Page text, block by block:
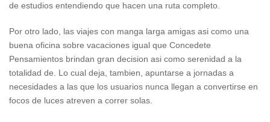
de estudios entendiendo que hacen una ruta completo.
Por otro lado, las viajes con manga larga amigas asi­ como una
buena oficina sobre vacaciones igual que Concedete
Pensamientos brindan gran decision asi­ como serenidad a la
totalidad de. Lo cual deja, tambien, apuntarse a jornadas a
necesidades a las que los usuarios nunca llegan a convertirse en
focos de luces atreven a correr solas.